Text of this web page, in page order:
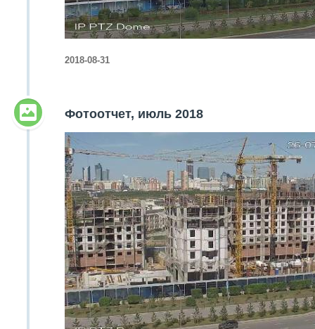
2018-08-31
Фотоотчет, июль 2018